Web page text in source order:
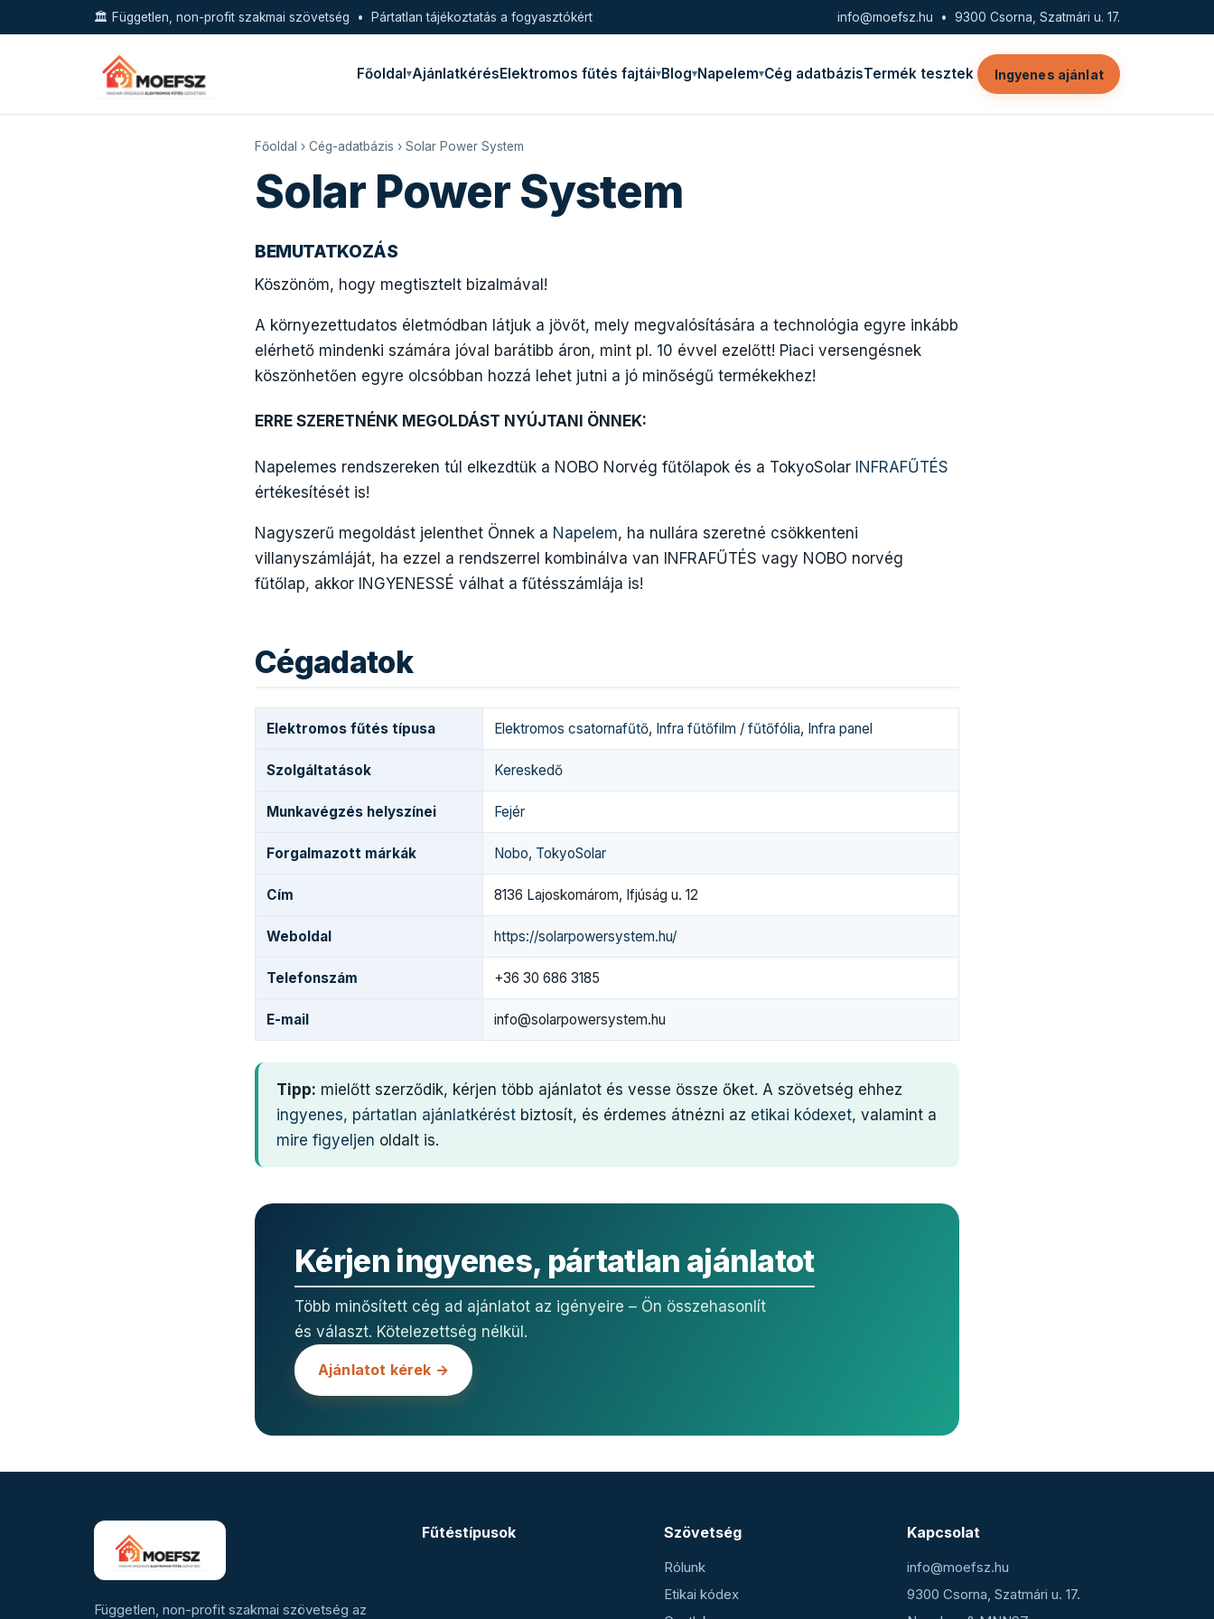
🏛️ Független, non-profit szakmai szövetség • Pártatlan tájékoztatás a fogyasztókért info@moefsz.hu • 9300 Csorna, Szatmári u. 17.
Főoldal AjánlatkérésElektromos fűtés fajtái Blog Napelem Cég adatbázisTermék tesztek Ingyenes ajánlat
Főoldal › Cég-adatbázis › Solar Power System
Solar Power System
BEMUTATKOZÁS
Köszönöm, hogy megtisztelt bizalmával!
A környezettudatos életmódban látjuk a jövőt, mely megvalósítására a technológia egyre inkább
elérhető mindenki számára jóval barátibb áron, mint pl. 10 évvel ezelőtt! Piaci versengésnek
köszönhetően egyre olcsóbban hozzá lehet jutni a jó minőségű termékekhez!
ERRE SZERETNÉNK MEGOLDÁST NYÚJTANI ÖNNEK:
Napelemes rendszereken túl elkezdtük a NOBO Norvég fűtőlapok és a TokyoSolar INFRAFŰTÉS
értékesítését is!
Nagyszerű megoldást jelenthet Önnek a Napelem, ha nullára szeretné csökkenteni
villanyszámláját, ha ezzel a rendszerrel kombinálva van INFRAFŰTÉS vagy NOBO norvég
fűtőlap, akkor INGYENESSÉ válhat a fűtésszámlája is!
Cégadatok
Elektromos fűtés típusa Elektromos csatornafűtő, Infra fűtőfilm / fűtőfólia, Infra panel
Szolgáltatások Kereskedő
Munkavégzés helyszínei Fejér
Forgalmazott márkák Nobo, TokyoSolar
Cím 8136 Lajoskomárom, Ifjúság u. 12
Weboldal https://solarpowersystem.hu/
Telefonszám +36 30 686 3185
E-mail info@solarpowersystem.hu
Tipp: mielőtt szerződik, kérjen több ajánlatot és vesse össze őket. A szövetség ehhez
ingyenes, pártatlan ajánlatkérést biztosít, és érdemes átnézni az etikai kódexet, valamint a
mire figyeljen oldalt is.
Kérjen ingyenes, pártatlan ajánlatot
Több minősített cég ad ajánlatot az igényeire – Ön összehasonlít
és választ. Kötelezettség nélkül.
Ajánlatot kérek →
Független, non-profit szakmai szövetség az
Fűtéstípusok Szövetség
Rólunk
Etikai kódex
Kapcsolat
info@moefsz.hu
9300 Csorna, Szatmári u. 17.